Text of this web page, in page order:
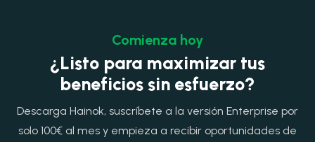
Comienza hoy
¿Listo para maximizar tus
beneficios sin esfuerzo?
Descarga Hainok, suscríbete a la versión Enterprise por
solo 100€ al mes y empieza a recibir oportunidades de